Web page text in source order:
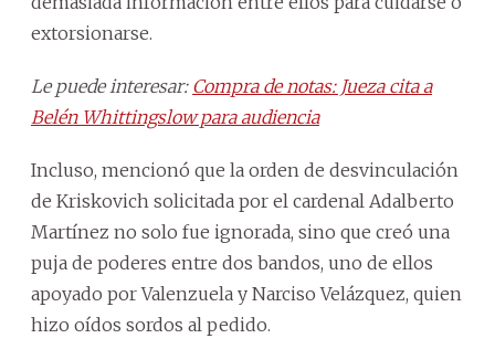
extorsionarse.
Le puede interesar: Compra de notas: Jueza cita a
Belén Whittingslow para audiencia
Incluso, mencionó que la orden de desvinculación
de Kriskovich solicitada por el cardenal Adalberto
Martínez no solo fue ignorada, sino que creó una
puja de poderes entre dos bandos, uno de ellos
apoyado por Valenzuela y Narciso Velázquez, quien
hizo oídos sordos al pedido.